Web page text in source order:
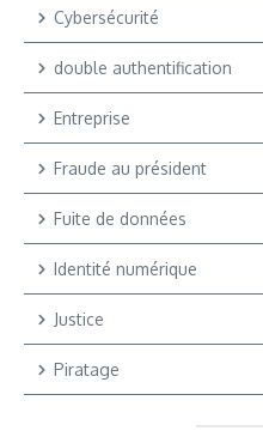
Cybersécurité
double authentification
Entreprise
Fraude au président
Fuite de données
Identité numérique
Justice
Piratage